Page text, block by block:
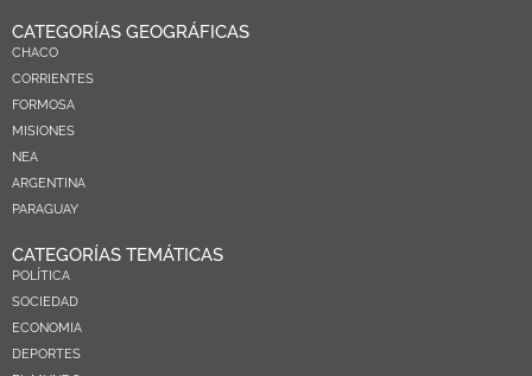
CATEGORÍAS GEOGRÁFICAS
CHACO
CORRIENTES
FORMOSA
MISIONES
NEA
ARGENTINA
PARAGUAY
CATEGORÍAS TEMÁTICAS
POLÍTICA
SOCIEDAD
ECONOMIA
DEPORTES